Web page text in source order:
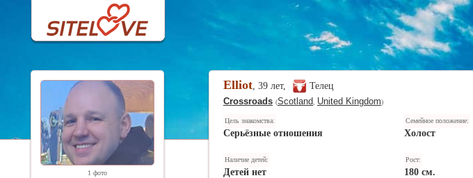
1 фото
Elliot, 39 лет,
Телец
Crossroads (Scotland United Kingdom)
Цель знакомства:
Серьёзные отношения
Семейное положение:
Холост
Наличие детей:
Детей нет
Рост:
180 см.